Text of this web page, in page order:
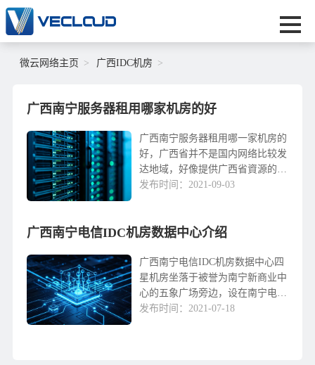
微云网络主页 广西IDC机房
广西南宁服务器租用哪家机房的好
广西南宁服务器租用哪一家机房的
好，广西省并不是国内网络比较发
达地域，好像提供广西省資源的
IDC企业身就很少，此外服务器租
网络。Vecloud...
发布时间：2021-09-03
广西南宁电信IDC机房数据中心介绍
广西南宁电信IDC机房数据中心四
星机房坐落于被誉为南宁新商业中
心的五象广场旁边，设在南宁电信
第二枢纽大楼12楼及25楼。广西南
发布时间：2021-07-18